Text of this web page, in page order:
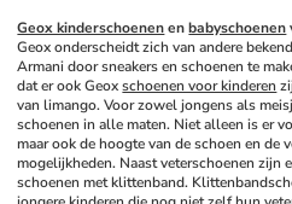
Geox kinderschoenen en babyschoenen
Geox onderscheidt zich van andere
Armani door sneakers en schoenen te
dat er ook Geox schoenen voor kinderen
van limango. Voor zowel jongens als
schoenen in alle maten. Niet alleen is er
maar ook de hoogte van de schoen en
mogelijkheden. Naast veterschoenen zijn
schoenen met klittenband.